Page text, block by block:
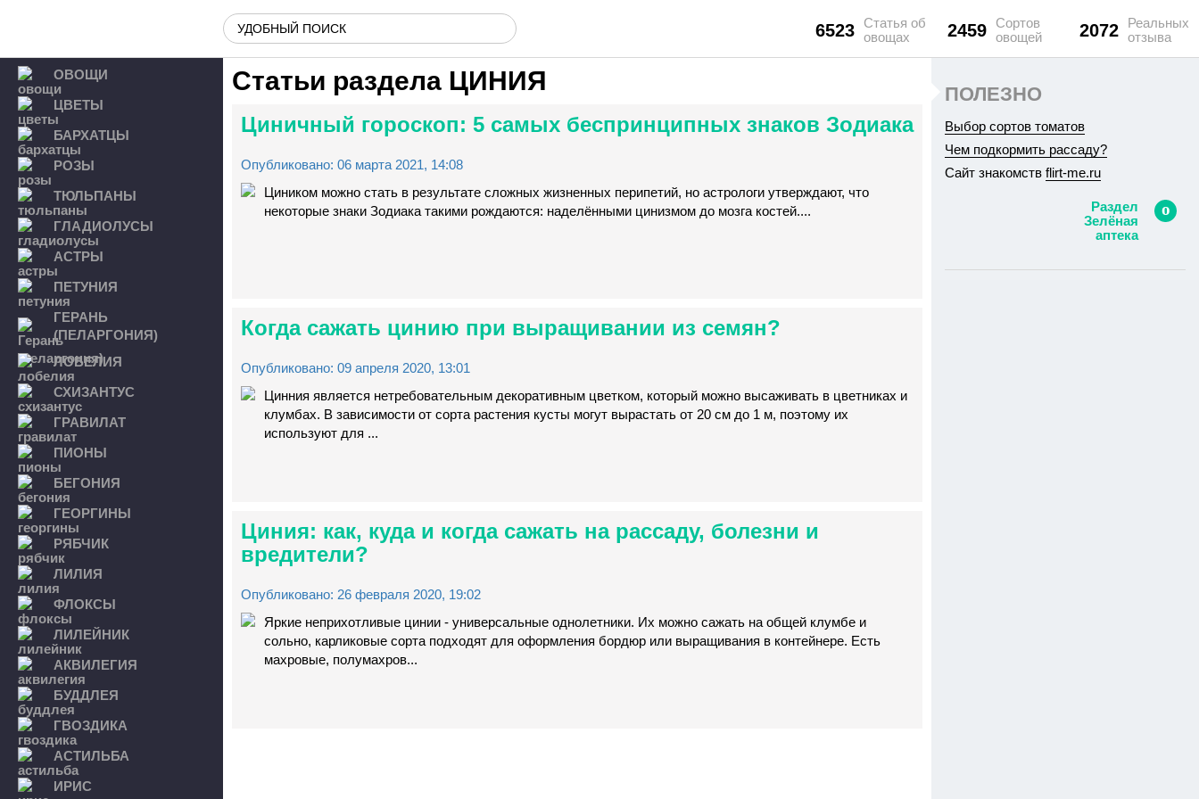
ОВОЩИ
ЦВЕТЫ
БАРХАТЦЫ
РОЗЫ
ТЮЛЬПАНЫ
ГЛАДИОЛУСЫ
АСТРЫ
ПЕТУНИЯ
ГЕРАНЬ
(ПЕЛАРГОНИЯ)
ЛОБЕЛИЯ
СХИЗАНТУС
ГРАВИЛАТ
ПИОНЫ
БЕГОНИЯ
ГЕОРГИНЫ
РЯБЧИК
ЛИЛИЯ
ФЛОКСЫ
ЛИЛЕЙНИК
АКВИЛЕГИЯ
БУДДЛЕЯ
ГВОЗДИКА
АСТИЛЬБА
ИРИС
6523
Статья об
овощах
2459
Сортов
овощей
2072
Реальных
отзыва
Статьи раздела ЦИНИЯ
Циничный гороскоп: 5 самых беспринципных знаков Зодиака
Опубликовано: 06 марта 2021, 14:08
Циником можно стать в результате сложных жизненных перипетий, но астрологи утверждают, что
некоторые знаки Зодиака такими рождаются: наделёнными цинизмом до мозга костей....
Когда сажать цинию при выращивании из семян?
Опубликовано: 09 апреля 2020, 13:01
Цинния является нетребовательным декоративным цветком, который можно высаживать в цветниках и
клумбах. В зависимости от сорта растения кусты могут вырастать от 20 см до 1 м, поэтому их
используют для ...
Циния: как, куда и когда сажать на рассаду, болезни и
вредители?
Опубликовано: 26 февраля 2020, 19:02
Яркие неприхотливые цинии - универсальные однолетники. Их можно сажать на общей клумбе и
сольно, карликовые сорта подходят для оформления бордюр или выращивания в контейнере. Есть
махровые, полумахров...
ПОЛЕЗНО
Выбор сортов томатов
Чем подкормить рассаду?
Сайт знакомств flirt-me.ru
Раздел
Зелёная
аптека